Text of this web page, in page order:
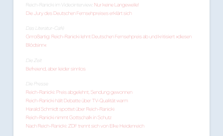
Reich-Ranicki im Videointerview: Nur keine Langeweile!
Die Jury des Deutschen Fernsehpreises erklärt sich
Das Literatur-Café
Grrroßartig: Reich-Ranicki lehnt Deutschen Fernsehpreis ab und kritisiert »diesen
Blödsinn«
Die Zeit
Befreiend, aber leider sinnlos
Die Presse
Reich-Ranicki: Preis abgelehnt, Sendung gewonnen
Reich-Ranicki hält Debatte über TV-Qualität warm
Harald Schmidt spottet über Reich-Ranicki
Reich-Ranicki nimmt Gottschalk in Schutz
Nach Reich-Ranicki: ZDF trennt sich von Elke Heidenreich